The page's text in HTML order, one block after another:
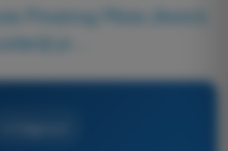
Privatnog Pilota (Avioni)